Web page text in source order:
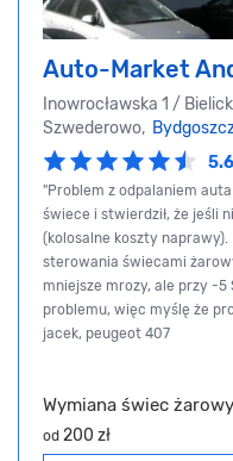
Auto-Market
Inowrocławska 1 /
Szwederowo,
5.6
"Problem z odpalaniem
świece i stwierdził, że jeśli
(kolosalne koszty
sterowania świecami
mniejsze mrozy, ale przy -5
problemu, więc myślę że
jacek, peugeot 407
Wymiana świec
od 200 zł